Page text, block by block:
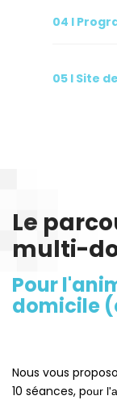
04 I
05 I Site
Le
multi-
Pour
domicile
Nous vous
10 séances, pour